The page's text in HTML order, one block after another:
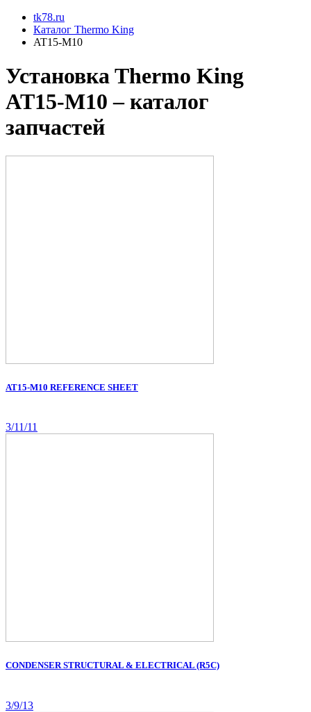
tk78.ru
Каталог Thermo King
AT15-M10
Установкa Thermo King
AT15-M10 – каталог
запчастей
AT15-M10 REFERENCE SHEET
3/11/11
CONDENSER STRUCTURAL & ELECTRICAL (R5C)
3/9/13